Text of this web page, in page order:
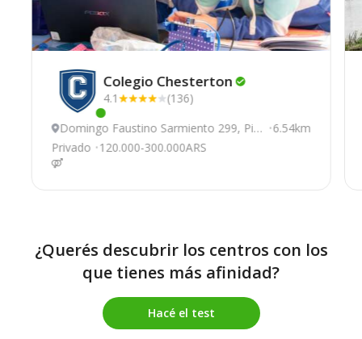
Este centro ha estado online recientemente
Colegio Chesterton
4.1
(136)
Domingo Faustino Sarmiento 299, Pila
r
6.54km
Privado
120.000-300.000ARS
¿Querés descubrir los centros con los
que tienes más afinidad?
Hacé el test